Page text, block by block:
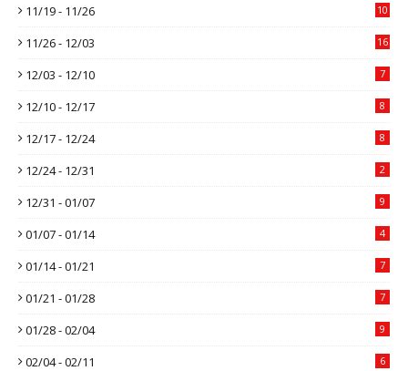
11/19 - 11/26 10
11/26 - 12/03 16
12/03 - 12/10 7
12/10 - 12/17 8
12/17 - 12/24 8
12/24 - 12/31 2
12/31 - 01/07 9
01/07 - 01/14 4
01/14 - 01/21 7
01/21 - 01/28 7
01/28 - 02/04 9
02/04 - 02/11 6